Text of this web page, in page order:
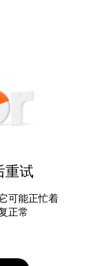
重试
可能正忙着
正常